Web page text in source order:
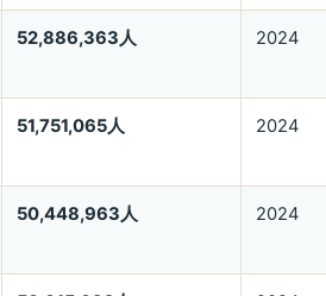
52,886,363人 2024
51,751,065人 2024
50,448,963人 2024